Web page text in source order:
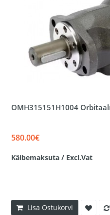
OMH315151H1004
580.00€
Käibemaksuta / Excl.Vat
Lisa Ostukorvi